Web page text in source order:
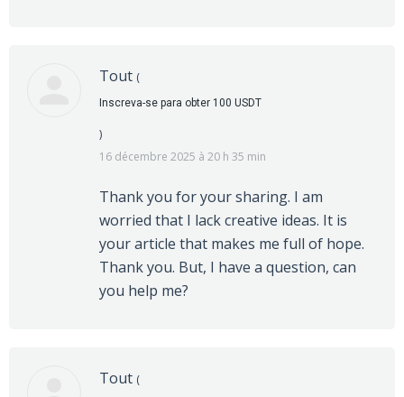
Tout (
Inscreva-se para obter 100 USDT
)
16 décembre 2025 à 20 h 35 min
Thank you for your sharing. I am
worried that I lack creative ideas. It is
your article that makes me full of hope.
Thank you. But, I have a question, can
you help me?
Tout (